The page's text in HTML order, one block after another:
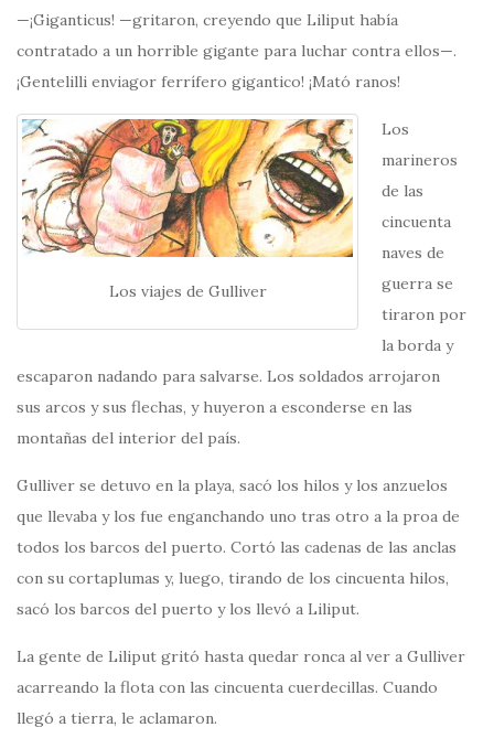
—¡Giganticus! —gritaron, creyendo que Liliput había
contratado a un horrible gigante para luchar contra ellos—.
¡Gentelilli enviagor ferrífero gigantico! ¡Mató ranos!
Los viajes de Gulliver
Los
marineros
de las
cincuenta
naves de
guerra se
tiraron por
la borda y
escaparon nadando para salvarse. Los soldados arrojaron
sus arcos y sus flechas, y huyeron a esconderse en las
montañas del interior del país.
Gulliver se detuvo en la playa, sacó los hilos y los anzuelos
que llevaba y los fue enganchando uno tras otro a la proa de
todos los barcos del puerto. Cortó las cadenas de las anclas
con su cortaplumas y, luego, tirando de los cincuenta hilos,
sacó los barcos del puerto y los llevó a Liliput.
La gente de Liliput gritó hasta quedar ronca al ver a Gulliver
acarreando la flota con las cincuenta cuerdecillas. Cuando
llegó a tierra, le aclamaron.